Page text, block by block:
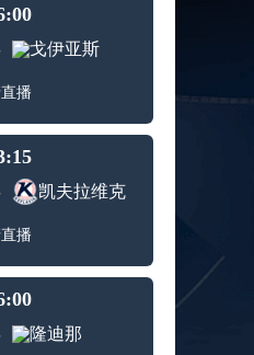
录像回放
放
像回放
回放
录像回放
像回放
戈伊亚斯
播
凯夫拉维克
播
隆迪那